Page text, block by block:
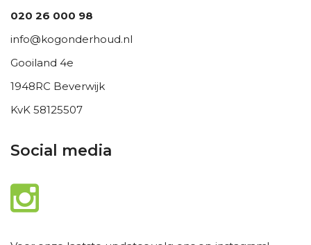
020 26 000 98
info@kogonderhoud.nl
Gooiland 4e
1948RC Beverwijk
KvK 58125507
Social media